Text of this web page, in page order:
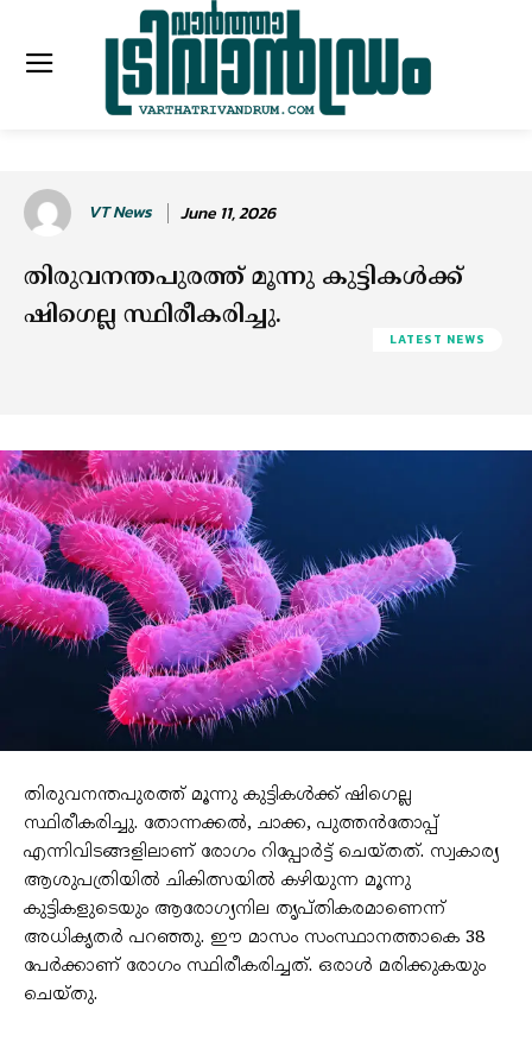
VT News June 11, 2026
തിരുവനന്തപുരത്ത് മൂന്നു കുട്ടികള്‍ക്ക്
ഷിഗെല്ല സ്ഥിരീകരിച്ചു.
LATEST NEWS
തിരുവനന്തപുരത്ത് മൂന്നു കുട്ടികള്‍ക്ക് ഷിഗെല്ല
സ്ഥിരീകരിച്ചു. തോന്നക്കല്‍, ചാക്ക, പുത്തന്‍തോപ്പ്
എന്നിവിടങ്ങളിലാണ് രോഗം റിപ്പോര്‍ട്ട് ചെയ്തത്. സ്വകാര്യ
ആശുപത്രിയില്‍ ചികിത്സയില്‍ കഴിയുന്ന മൂന്നു
കുട്ടികളുടെയും ആരോഗ്യനില തൃപ്തികരമാണെന്ന്
അധികൃതര്‍ പറഞ്ഞു. ഈ മാസം സംസ്ഥാനത്താകെ 38
പേര്‍ക്കാണ് രോഗം സ്ഥിരീകരിച്ചത്. ഒരാള്‍ മരിക്കുകയും
ചെയ്തു.